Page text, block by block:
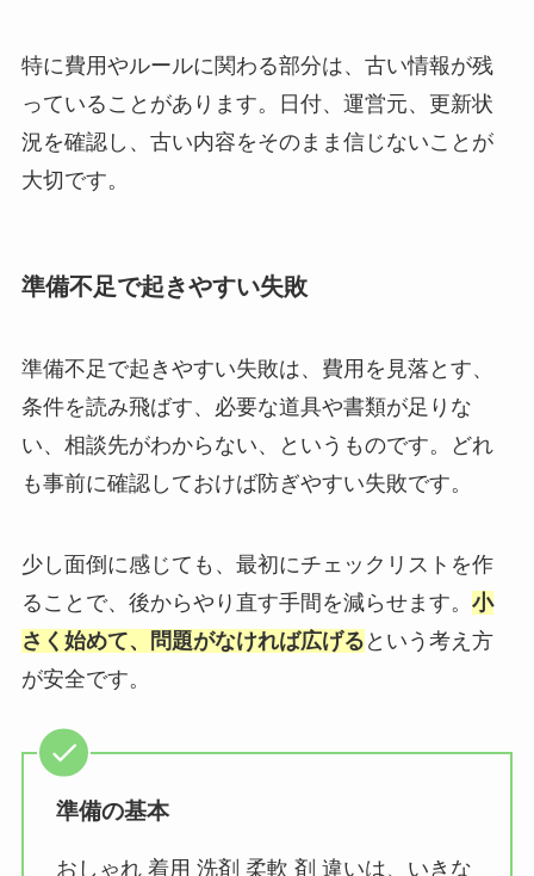
特に費用やルールに関わる部分は、古い情報が残
っていることがあります。日付、運営元、更新状
況を確認し、古い内容をそのまま信じないことが
大切です。
準備不足で起きやすい失敗
準備不足で起きやすい失敗は、費用を見落とす、
条件を読み飛ばす、必要な道具や書類が足りな
い、相談先がわからない、というものです。どれ
も事前に確認しておけば防ぎやすい失敗です。
少し面倒に感じても、最初にチェックリストを作
ることで、後からやり直す手間を減らせます。 小
さく始めて、問題がなければ広げる という考え方
が安全です。
準備の基本
おしゃれ 着用 洗剤 柔軟 剤 違いは、いきな